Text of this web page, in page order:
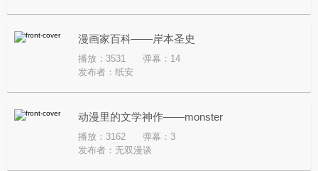
漫画家百科——岸本圣史
播放：3531
弹幕：14
发布者： 纸安
动漫里的文学神作——monster
播放：3162
弹幕：3
发布者： 无双漫谈